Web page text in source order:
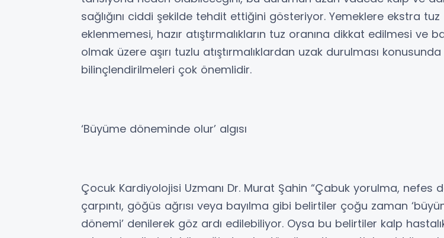
sağlığını ciddi şekilde tehdit ettiğini gösteriyor. Yemeklere ekstra tuz
eklenmemesi, hazır atıştırmalıkların tuz oranına dikkat edilmesi ve
olmak üzere aşırı tuzlu atıştırmalıklardan uzak durulması konusunda
bilinçlendirilmeleri çok önemlidir.
‘Büyüme döneminde olur’ algısı
Çocuk Kardiyolojisi Uzmanı Dr. Murat Şahin “Çabuk yorulma, nefes
çarpıntı, göğüs ağrısı veya bayılma gibi belirtiler çoğu zaman
dönemi’ denilerek göz ardı edilebiliyor. Oysa bu belirtiler kalp